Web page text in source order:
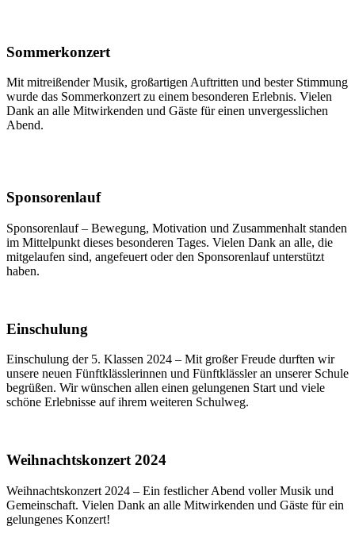
Sommerkonzert
Mit mitreißender Musik, großartigen Auftritten und bester Stimmung
wurde das Sommerkonzert zu einem besonderen Erlebnis. Vielen
Dank an alle Mitwirkenden und Gäste für einen unvergesslichen
Abend.
Sponsorenlauf
Sponsorenlauf – Bewegung, Motivation und Zusammenhalt standen
im Mittelpunkt dieses besonderen Tages. Vielen Dank an alle, die
mitgelaufen sind, angefeuert oder den Sponsorenlauf unterstützt
haben.
Einschulung
Einschulung der 5. Klassen 2024 – Mit großer Freude durften wir
unsere neuen Fünftklässlerinnen und Fünftklässler an unserer Schule
begrüßen. Wir wünschen allen einen gelungenen Start und viele
schöne Erlebnisse auf ihrem weiteren Schulweg.
Weihnachtskonzert 2024
Weihnachtskonzert 2024 – Ein festlicher Abend voller Musik und
Gemeinschaft. Vielen Dank an alle Mitwirkenden und Gäste für ein
gelungenes Konzert!